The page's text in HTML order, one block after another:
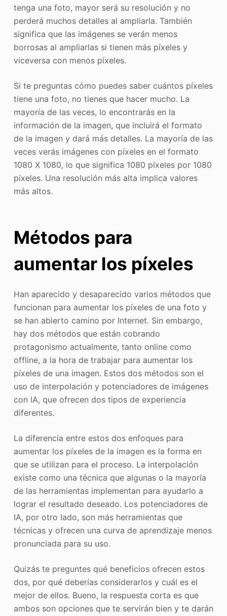
tenga una foto, mayor será su resolución y no
perderá muchos detalles al ampliarla. También
significa que las imágenes se verán menos
borrosas al ampliarlas si tienen más píxeles y
viceversa con menos píxeles.
Si te preguntas cómo puedes saber cuántos píxeles
tiene una foto, no tienes que hacer mucho. La
mayoría de las veces, lo encontrarás en la
información de la imagen, que incluirá el formato
de la imagen y dará más detalles. La mayoría de las
veces verás imágenes con píxeles en el formato
1080 X 1080, lo que significa 1080 píxeles por 1080
píxeles. Una resolución más alta implica valores
más altos.
Métodos para
aumentar los píxeles
Han aparecido y desaparecido varios métodos que
funcionan para aumentar los píxeles de una foto y
se han abierto camino por Internet. Sin embargo,
hay dos métodos que están cobrando
protagonismo actualmente, tanto online como
offline, a la hora de trabajar para aumentar los
píxeles de una imagen. Estos dos métodos son el
uso de interpolación y potenciadores de imágenes
con IA, que ofrecen dos tipos de experiencia
diferentes.
La diferencia entre estos dos enfoques para
aumentar los píxeles de la imagen es la forma en
que se utilizan para el proceso. La interpolación
existe como una técnica que algunas o la mayoría
de las herramientas implementan para ayudarlo a
lograr el resultado deseado. Los potenciadores de
IA, por otro lado, son más herramientas que
técnicas y ofrecen una curva de aprendizaje menos
pronunciada para su uso.
Quizás te preguntes qué beneficios ofrecen estos
dos, por qué deberías considerarlos y cuál es el
mejor de ellos. Bueno, la respuesta corta es que
ambos son opciones que te servirán bien y te darán